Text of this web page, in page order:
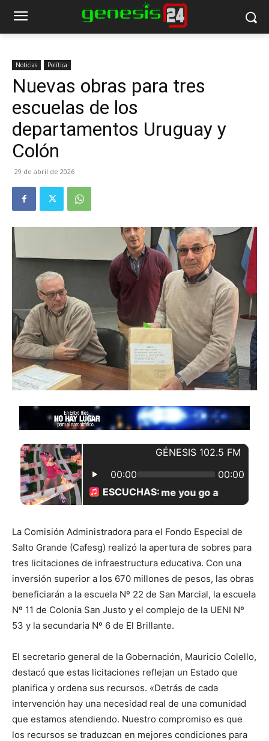
Noticias Política
Nuevas obras para tres
escuelas de los
departamentos Uruguay y
Colón
29 de abril de 2026
La Comisión Administradora para el Fondo Especial de
Salto Grande (Cafesg) realizó la apertura de sobres para
tres licitaciones de infraestructura educativa. Con una
inversión superior a los 670 millones de pesos, las obras
beneficiarán a la escuela Nº 22 de San Marcial, la escuela
Nº 11 de Colonia San Justo y el complejo de la UENI Nº
53 y la secundaria Nº 6 de El Brillante.
El secretario general de la Gobernación, Mauricio Colello,
destacó que estas licitaciones reflejan un Estado que
planifica y ordena sus recursos. «Detrás de cada
intervención hay una necesidad real de una comunidad
que estamos atendiendo. Nuestro compromiso es que
los recursos se traduzcan en mejores condiciones para